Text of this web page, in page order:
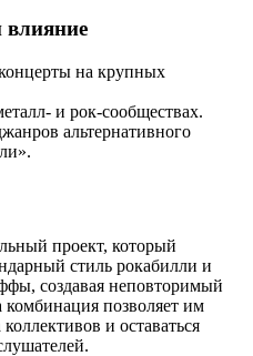
на крупных
и рок-сообществах.
альтернативного
проект, который
стиль рокабилли и
создавая неповторимый
комбинация позволяет им
и оставаться